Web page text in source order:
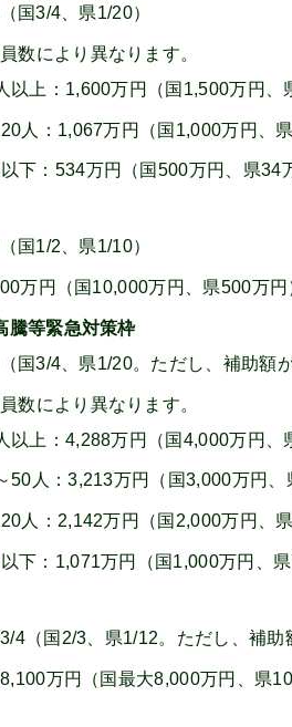
国3/4、県1/20）
数により異なります。
以上：1,600万円（国1,500万円、
人：1,067万円（国1,000万円、県
下：534万円（国500万円、県34
国1/2、県1/10）
万円（国10,000万円、県500万円
騰等緊急対策枠
国3/4、県1/20。ただし、補助額
数により異なります。
以上：4,288万円（国4,000万円、
50人：3,213万円（国3,000万円、
人：2,142万円（国2,000万円、県
下：1,071万円（国1,000万円、県
4（国2/3、県1/12。ただし、補助
万円（国最大8,000万円、県